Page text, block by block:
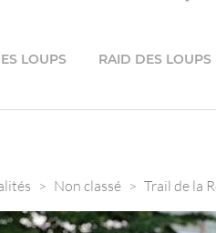
LOUPS RAID DES LOUPS
> Non classé > Trail de la